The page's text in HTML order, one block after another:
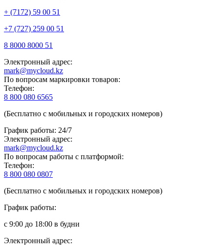
+ (7172) 59 00 51
+7 (727) 259 00 51
8 8000 8000 51
Электронный адрес:
mark@mycloud.kz
По вопросам маркировки товаров:
Телефон:
8 800 080 6565
(Бесплатно с мобильных и городских номеров)
График работы: 24/7
Электронный адрес:
mark@mycloud.kz
По вопросам работы с платформой:
Телефон:
8 800 080 0807
(Бесплатно с мобильных и городских номеров)
График работы:
с 9:00 до 18:00 в будни
Электронный адрес: